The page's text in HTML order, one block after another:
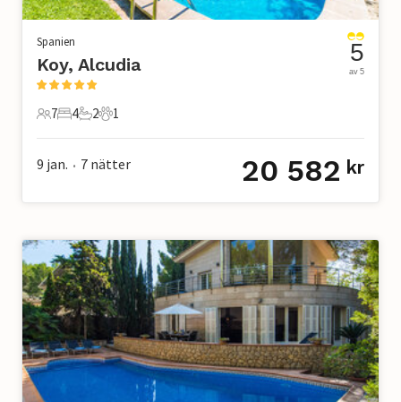
Spanien
Koy, Alcudia
7 Gäster
7
4 Sovrum
4
2 Badrum
2
1 Husdjur
1
5
av 5
9 jan. • 7 nätter 20 582 kr